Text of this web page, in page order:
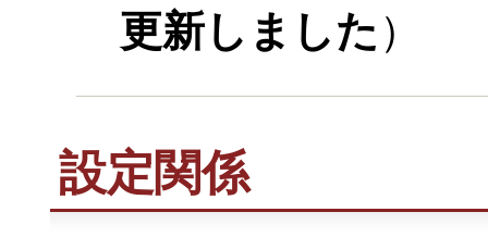
更新しました ）
設定関係